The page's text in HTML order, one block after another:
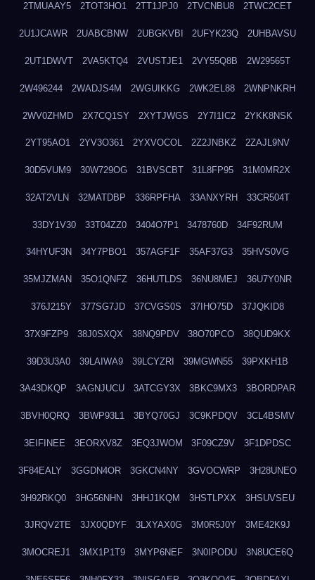
2TMUAAY5 2TOT3HO1 2TT1JPJ0 2TVCNBU8 2TWC2CET
2U1JCAWR 2UABCBNW 2UBGKVBI 2UFYK23Q 2UHBAVSU
2UT1DWVT 2VA5KTQ4 2VUSTJE1 2VY55Q8B 2W29565T
2W496244 2WADJS4M 2WGUIKKG 2WK2EL88 2WNPNKRH
2WV0ZHMD 2X7CQ1SY 2XYTJWGS 2Y7I1IC2 2YKK8NSK
2YT95AO1 2YV3O361 2YXVOCOL 2Z2JNBKZ 2ZAJL9NV
30D5VUM9 30W729OG 31BVSCBT 31L8FP95 31M0MR2X
32AT2VLN 32MATDBP 336RPFHA 33ANXYRH 33CR504T
33DY1V30 33T04ZZ0 3404O7P1 3478760D 34F92RUM
34HYUF3N 34Y7PBO1 357AGF1F 35AF37G3 35HVS0VG
35MJZMAN 35O1QNFZ 36HUTLDS 36NU8MEJ 36U7Y0NR
376J215Y 377SG7JD 37CVGS0S 37IHO75D 37JQKID8
37X9FZP9 38J0SXQX 38NQ9PDV 38O70PCO 38QUD9KX
39D3U3A0 39LAIWA9 39LCYZRI 39MGWN55 39PXKH1B
3A43DKQP 3AGNJUCU 3ATCGY3X 3BKC9MX3 3BORDPAR
3BVH0QRQ 3BWP93L1 3BYQ70GJ 3C9KPDQV 3CL4BSMV
3EIFINEE 3EORXV8Z 3EQ3JWOM 3F09CZ9V 3F1DPDSC
3F84EALY 3GGDN4OR 3GKCN4NY 3GVOCWRP 3H28UNEO
3H92RKQ0 3HG56NHN 3HHJ1KQM 3HSTLPXX 3HSUVSEU
3JRQV2TE 3JX0QDYF 3LXYAX0G 3M0R5J0Y 3ME42K9J
3MOCREJ1 3MX1P1T9 3MYP6NEF 3N0IPODU 3N8UCE6Q